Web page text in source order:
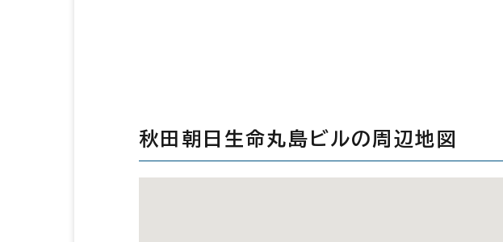
秋田朝日生命丸島ビルの周辺地図